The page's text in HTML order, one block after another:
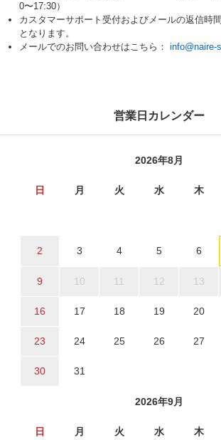
0〜17:30）
カスタマーサポート受付およびメールの返信時
となります。
メールでのお問い合わせはこちら： info@naire-
営業日カレンダー
2026年8月
日 月 火 水 木
2 3 4 5 6
9 10 11 12 13
16 17 18 19 20
23 24 25 26 27
30 31
2026年9月
日 月 火 水 木